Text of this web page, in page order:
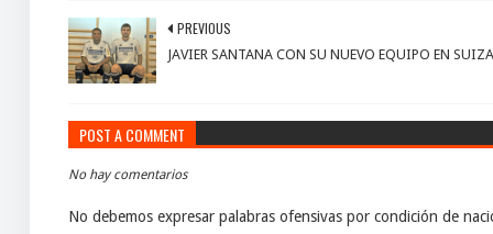
PREVIOUS
JAVIER SANTANA CON SU NUEVO EQUIPO EN SUIZA
POST A COMMENT
No hay comentarios
No debemos expresar palabras ofensivas por condición de